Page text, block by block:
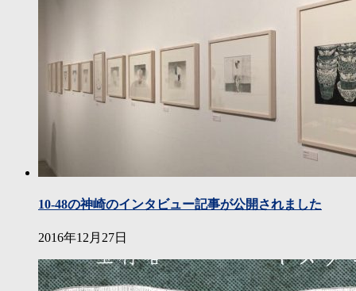
10-48の神崎のインタビュー記事が公開されました
2016年12月27日